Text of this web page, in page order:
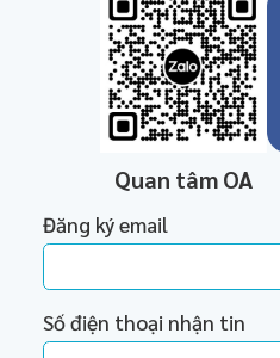
Quan tâm OA
Đăng ký email
Số điện thoại nhận tin